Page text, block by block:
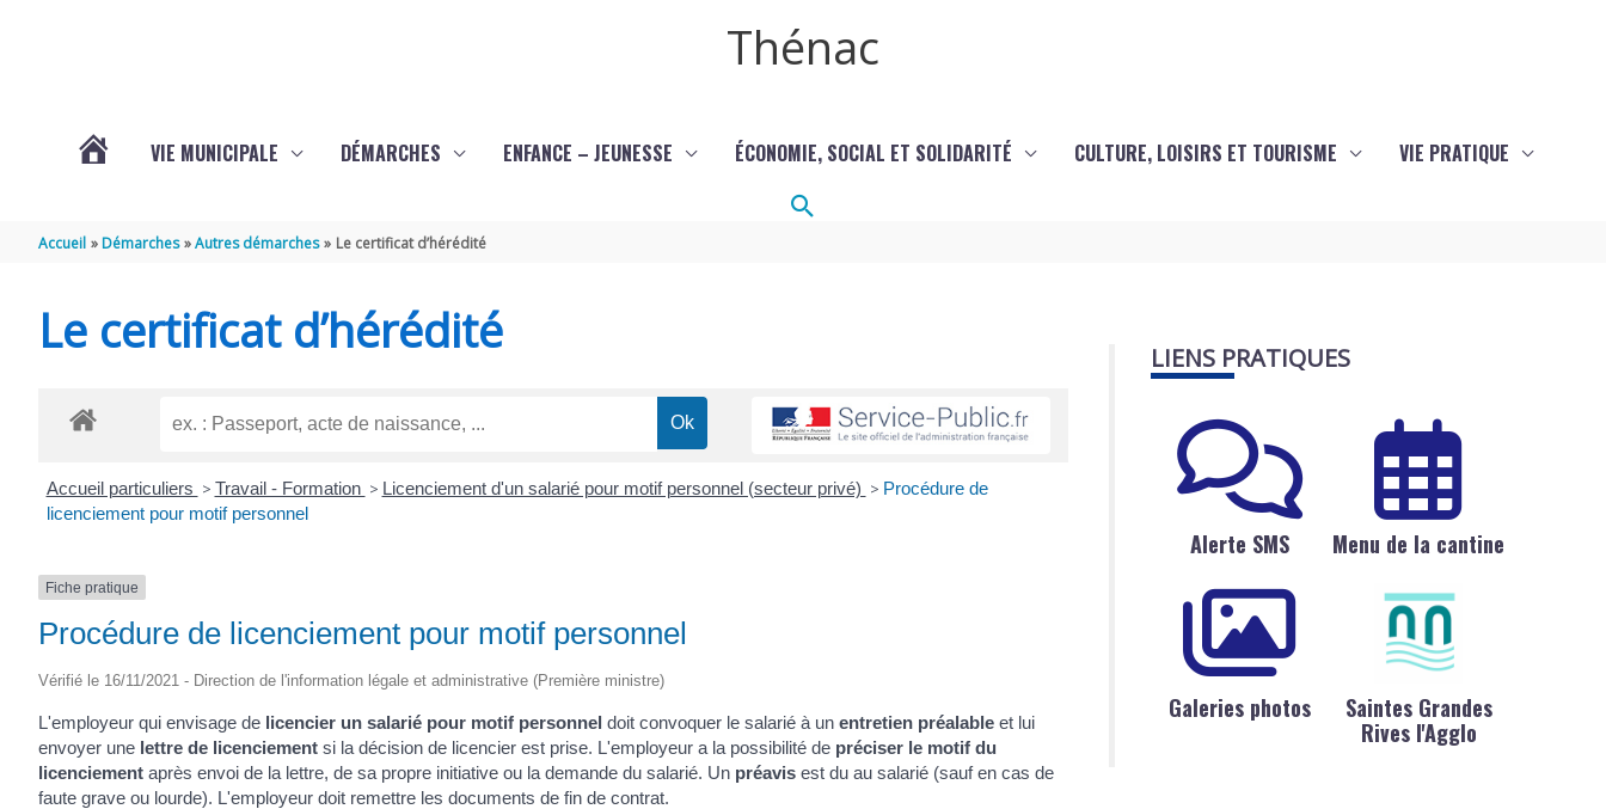
Thénac
THÉNAC
VIE MUNICIPALE DÉMARCHES ENFANCE – JEUNESSE ÉCONOMIE, SOCIAL ET SOLIDARITÉ CULTURE, LOISIRS ET TOURISME VIE PRATIQUE
Rechercher
Accueil Démarches Autres démarches Le certificat d’hérédité
Le certificat d’hérédité
Accueil particuliers > Travail - Formation > Licenciement d'un salarié pour motif personnel (secteur privé) > Procédure de
licenciement pour motif personnel
Fiche pratique
Procédure de licenciement pour motif personnel
Vérifié le 16/11/2021 - Direction de l'information légale et administrative (Première ministre)
L'employeur qui envisage de licencier un salarié pour motif personnel doit convoquer le salarié à un entretien préalable et lui
envoyer une lettre de licenciement si la décision de licencier est prise. L'employeur a la possibilité de préciser le motif du
licenciement après envoi de la lettre, de sa propre initiative ou la demande du salarié. Un préavis est du au salarié (sauf en cas de
faute grave ou lourde). L'employeur doit remettre les documents de fin de contrat.
LIENS PRATIQUES
Alerte SMS Menu de la cantine
Galeries photos
Saintes Grandes
Rives l'Agglo